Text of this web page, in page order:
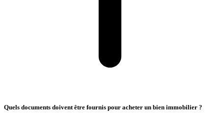
Quels documents doivent être fournis pour acheter un bien immobilier ?